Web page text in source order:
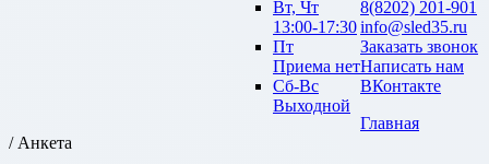
Вт, Чт
13:00-17:30
Пт
Приема нет
Сб-Вс
Выходной
8(8202) 201-901
info@sled35.ru
Заказать звонок
Написать нам
ВКонтакте
Главная
/ Анкета